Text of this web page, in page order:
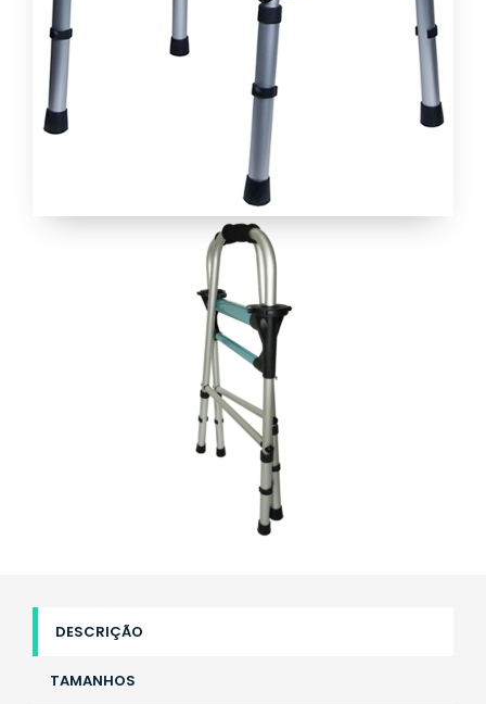
DESCRIÇÃO
TAMANHOS